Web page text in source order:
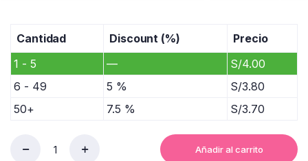
Cantidad Discount (%)
Precio
1 - 5
— S/4.00
6 - 49
5 % S/3.80
50+
7.5 % S/3.70
CUADERNO Añadir al carrito
Copyright 2023 © Rosadito - Todos los derechos reservados